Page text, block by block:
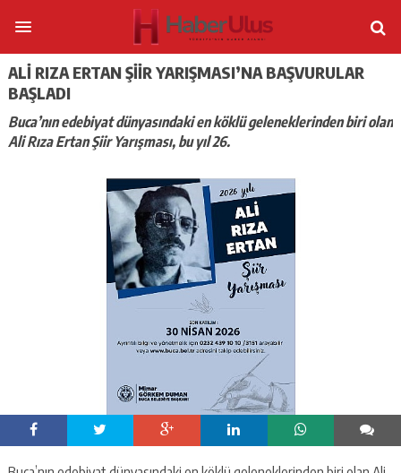
ALI RIZA ERTAN ŞIIR YARIŞMASI’NA BAŞVURULAR
BAŞLADI
Buca’nın edebiyat dünyasındaki en köklü geleneklerinden biri olan
Ali Rıza Ertan Şiir Yarışması, bu yıl 26.